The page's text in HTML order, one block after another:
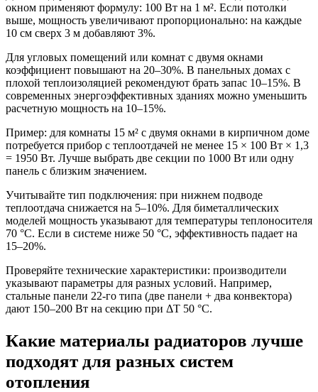
окном применяют формулу: 100 Вт на 1 м². Если потолки
выше, мощность увеличивают пропорционально: на каждые
10 см сверх 3 м добавляют 3%.
Для угловых помещений или комнат с двумя окнами
коэффициент повышают на 20–30%. В панельных домах с
плохой теплоизоляцией рекомендуют брать запас 10–15%. В
современных энергоэффективных зданиях можно уменьшить
расчетную мощность на 10–15%.
Пример: для комнаты 15 м² с двумя окнами в кирпичном доме
потребуется прибор с теплоотдачей не менее 15 × 100 Вт × 1,3
= 1950 Вт. Лучше выбрать две секции по 1000 Вт или одну
панель с близким значением.
Учитывайте тип подключения: при нижнем подводе
теплоотдача снижается на 5–10%. Для биметаллических
моделей мощность указывают для температуры теплоносителя
70 °C. Если в системе ниже 50 °C, эффективность падает на
15–20%.
Проверяйте технические характеристики: производители
указывают параметры для разных условий. Например,
стальные панели 22-го типа (две панели + два конвектора)
дают 150–200 Вт на секцию при ΔT 50 °C.
Какие материалы радиаторов лучше
подходят для разных систем
отопления